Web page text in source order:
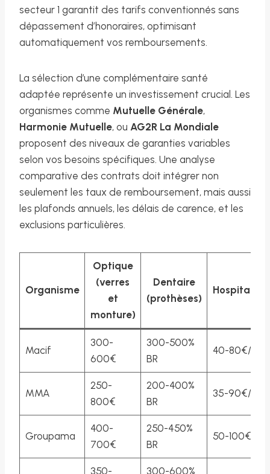
secteur 1 garantit des tarifs conventionnés sans
dépassement d’honoraires, optimisant
automatiquement vos remboursements.
La sélection d’une complémentaire santé
adaptée représente un investissement crucial. Les
organismes comme Mutuelle Générale,
Harmonie Mutuelle, ou AG2R La Mondiale
proposent des niveaux de garanties variables
selon vos besoins spécifiques. Une analyse
comparative des contrats doit intégrer non
seulement les taux de remboursement, mais aussi
les plafonds annuels, les délais de carence, et les
exclusions particulières.
Organisme
Optique
(verres
et
monture)
Dentaire
(prothèses)
Macif
300-
600€
300-500%
BR
40-80€/jour
MMA
250-
800€
200-400%
BR
35-90€/jour
Groupama
400-
700€
250-450%
BR
50-100€/
350-
300-600%